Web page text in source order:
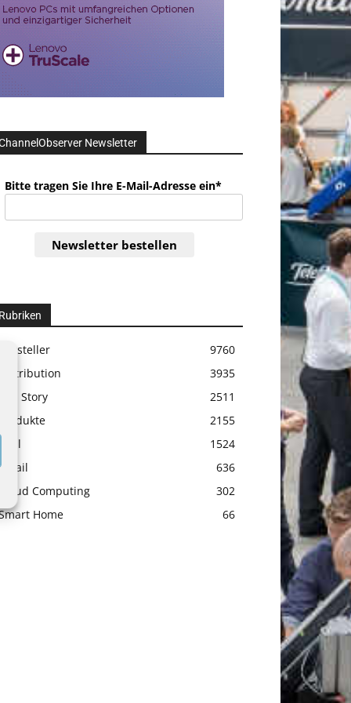
Newsletter
Bitte tragen Sie Ihre E-Mail-Adresse ein*
Newsletter bestellen
9760
3935
Story
2511
2155
1524
636
Computing
302
Home
66